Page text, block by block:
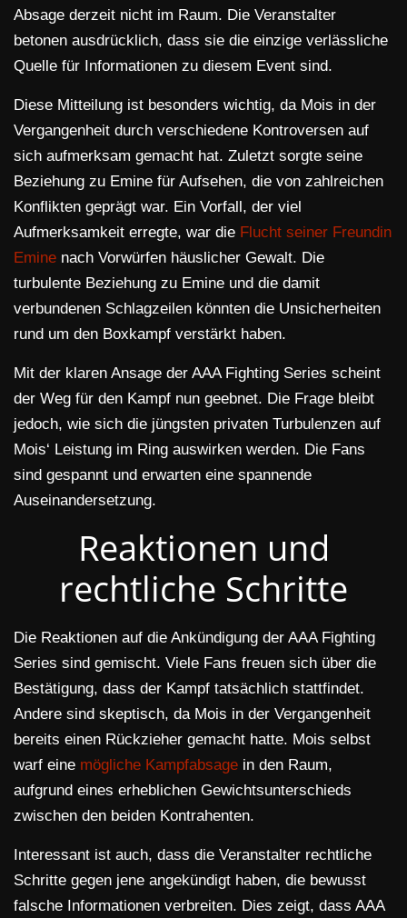
Absage derzeit nicht im Raum. Die Veranstalter
betonen ausdrücklich, dass sie die einzige verlässliche
Quelle für Informationen zu diesem Event sind.
Diese Mitteilung ist besonders wichtig, da Mois in der
Vergangenheit durch verschiedene Kontroversen auf
sich aufmerksam gemacht hat. Zuletzt sorgte seine
Beziehung zu Emine für Aufsehen, die von zahlreichen
Konflikten geprägt war. Ein Vorfall, der viel
Aufmerksamkeit erregte, war die Flucht seiner Freundin
Emine nach Vorwürfen häuslicher Gewalt. Die
turbulente Beziehung zu Emine und die damit
verbundenen Schlagzeilen könnten die Unsicherheiten
rund um den Boxkampf verstärkt haben.
Mit der klaren Ansage der AAA Fighting Series scheint
der Weg für den Kampf nun geebnet. Die Frage bleibt
jedoch, wie sich die jüngsten privaten Turbulenzen auf
Mois‘ Leistung im Ring auswirken werden. Die Fans
sind gespannt und erwarten eine spannende
Auseinandersetzung.
Reaktionen und
rechtliche Schritte
Die Reaktionen auf die Ankündigung der AAA Fighting
Series sind gemischt. Viele Fans freuen sich über die
Bestätigung, dass der Kampf tatsächlich stattfindet.
Andere sind skeptisch, da Mois in der Vergangenheit
bereits einen Rückzieher gemacht hatte. Mois selbst
warf eine mögliche Kampfabsage in den Raum,
aufgrund eines erheblichen Gewichtsunterschieds
zwischen den beiden Kontrahenten.
Interessant ist auch, dass die Veranstalter rechtliche
Schritte gegen jene angekündigt haben, die bewusst
falsche Informationen verbreiten. Dies zeigt, dass AAA